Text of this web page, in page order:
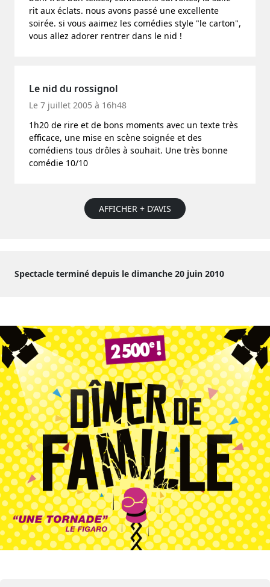
rit aux éclats. nous avons passé une excellente
soirée. si vous aaimez les comédies style "le carton",
vous allez adorer rentrer dans le nid !
Le nid du rossignol
Le 7 juillet 2005 à 16h48
1h20 de rire et de bons moments avec un texte très
efficace, une mise en scène soignée et des
comédiens tous drôles à souhait. Une très bonne
comédie 10/10
AFFICHER + D’AVIS
Spectacle terminé depuis le dimanche 20 juin 2010